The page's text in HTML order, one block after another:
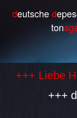
deutsched
ton
Hörer,
+++